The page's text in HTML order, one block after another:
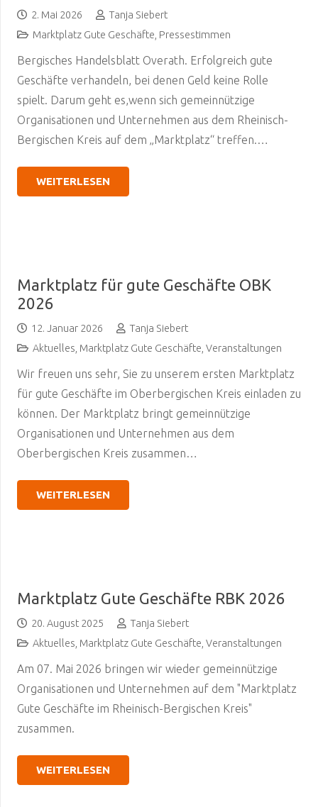
2. Mai 2026
Tanja Siebert
Marktplatz Gute Geschäfte, Pressestimmen
Bergisches Handelsblatt Overath. Erfolgreich gute
Geschäfte verhandeln, bei denen Geld keine Rolle
spielt. Darum geht es,wenn sich gemeinnützige
Organisationen und Unternehmen aus dem Rheinisch-
Bergischen Kreis auf dem „Marktplatz“ treffen.…
WEITERLESEN
Marktplatz für gute Geschäfte OBK
2026
12. Januar 2026
Tanja Siebert
Aktuelles, Marktplatz Gute Geschäfte, Veranstaltungen
Wir freuen uns sehr, Sie zu unserem ersten Marktplatz
für gute Geschäfte im Oberbergischen Kreis einladen zu
können. Der Marktplatz bringt gemeinnützige
Organisationen und Unternehmen aus dem
Oberbergischen Kreis zusammen…
WEITERLESEN
Marktplatz Gute Geschäfte RBK 2026
20. August 2025
Tanja Siebert
Aktuelles, Marktplatz Gute Geschäfte, Veranstaltungen
Am 07. Mai 2026 bringen wir wieder gemeinnützige
Organisationen und Unternehmen auf dem "Marktplatz
Gute Geschäfte im Rheinisch-Bergischen Kreis"
zusammen.
WEITERLESEN